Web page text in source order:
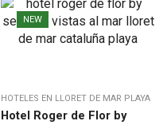
NEW
HOTELES EN LLORET DE MAR PLAYA
Hotel Roger de Flor by